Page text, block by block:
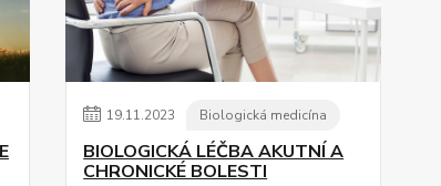
19.11.2023 Biologická medicína
BIOLOGICKÁ LÉČBA AKUTNÍ A
CHRONICKÉ BOLESTI